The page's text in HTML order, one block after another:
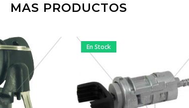
MAS PRODUCTOS
En Stock